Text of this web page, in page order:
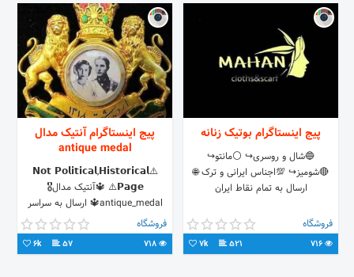
پیج اینستاگرام بوتیک زنانه
🔵شال و روسری↪ ⚪مانتو↪
🔴شومیز↪ 💯اجناس ایرانی و ترک 🌐
ارسال به تمام نقاط ایران
فروشگاه
521
7k
پیج اینستاگرام آنتیک مدال
antique medal
⚠️𝗡𝗼𝘁 𝗣𝗼𝗹𝗶𝘁𝗶𝗰𝗮𝗹,𝗛𝗶𝘀𝘁𝗼𝗿𝗶𝗰𝗮𝗹
𝗣𝗮𝗴𝗲⚠️ 🔱آنتیک مدال🎖️
antique_medal🔱 ارسال به سراسر
کشور تلفن تماس و سفارش خرید:
☎𝟎𝟗𝟑𝟗𝟕𝟒𝟗𝟏𝟎𝟐𝟗 ⬇️⬇️ 𝐓𝐞𝐥𝐞𝐠𝐫𝐚𝐦⬇️⬇️
فروشگاه
57
6k